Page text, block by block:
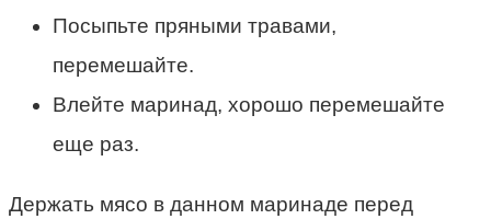
Посыпьте пряными травами,
перемешайте.
Влейте маринад, хорошо перемешайте
еще раз.
Держать мясо в данном маринаде перед